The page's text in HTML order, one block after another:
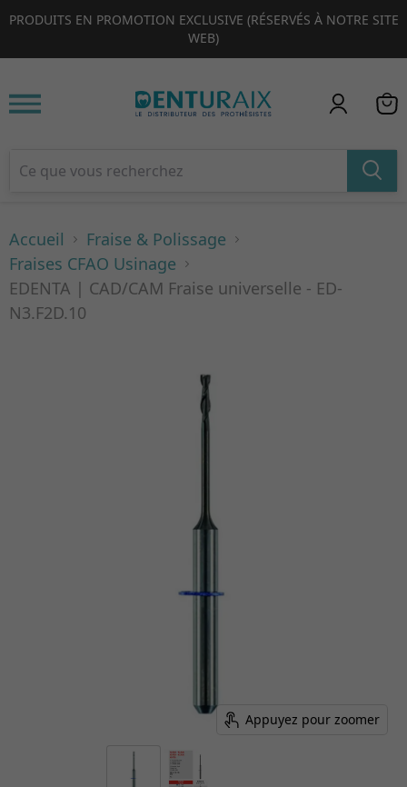
PRODUITS EN PROMOTION EXCLUSIVE (RÉSERVÉS À NOTRE SITE
WEB)
1 2 3 4
Accueil
Fraise & Polissage
Fraises CFAO Usinage
EDENTA | CAD/CAM Fraise universelle - ED-
N3.F2D.10
Appuyez pour zoomer